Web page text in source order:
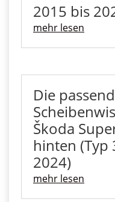
2015 bis
mehr lesen
Die
Škoda
hinten (Typ
2024)
mehr lesen